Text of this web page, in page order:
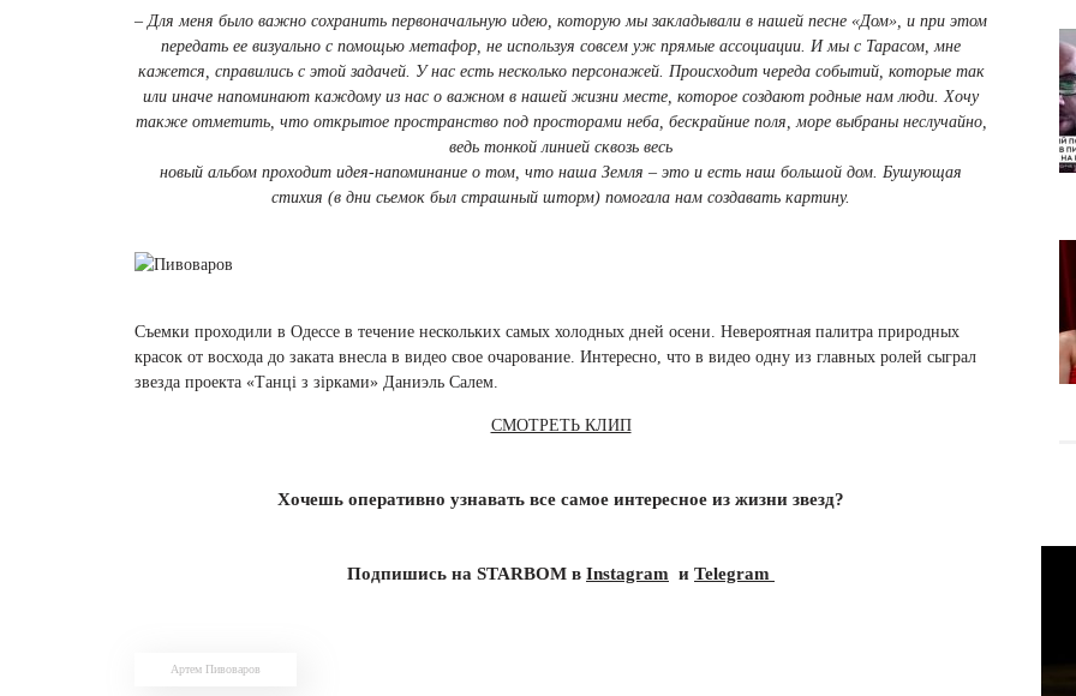
– Для меня было важно сохранить первоначальную идею, которую мы закладывали в нашей песне «Дом», и при этом
передать ее визуально с помощью метафор, не используя совсем уж прямые ассоциации. И мы с Тарасом, мне
кажется, справились с этой задачей. У нас есть несколько персонажей. Происходит череда событий, которые так
или иначе напоминают каждому из нас о важном в нашей жизни месте, которое создают родные нам люди. Хочу
также отметить, что открытое пространство под просторами неба, бескрайние поля, море выбраны неслучайно,
ведь тонкой линией сквозь весь
новый альбом проходит идея-напоминание о том, что наша Земля – это и есть наш большой дом. Бушующая
стихия (в дни сьемок был страшный шторм) помогала нам создавать картину.
Съемки проходили в Одессе в течение нескольких самых холодных дней осени. Невероятная палитра природных
красок от восхода до заката внесла в видео свое очарование. Интересно, что в видео одну из главных ролей сыграл
звезда проекта «Танці з зірками» Даниэль Салем.
СМОТРЕТЬ КЛИП
Хочешь оперативно узнавать все самое интересное из жизни звезд?
Подпишись на STARBOM в Instagram и Telegram
Артем Пивоваров